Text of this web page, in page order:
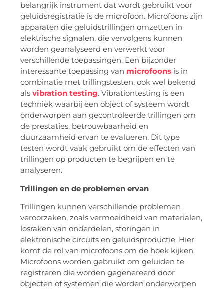
belangrijk instrument dat wordt gebruikt voor
geluidsregistratie is de microfoon. Microfoons zijn
apparaten die geluidstrillingen omzetten in
elektrische signalen, die vervolgens kunnen
worden geanalyseerd en verwerkt voor
verschillende toepassingen. Een bijzonder
interessante toepassing van microfoons is in
combinatie met trillingstesten, ook wel bekend
als vibration testing. Vibrationtesting is een
techniek waarbij een object of systeem wordt
onderworpen aan gecontroleerde trillingen om
de prestaties, betrouwbaarheid en
duurzaamheid ervan te evalueren. Dit type
testen wordt vaak gebruikt om de effecten van
trillingen op producten te begrijpen en te
analyseren.
Trillingen en de problemen ervan
Trillingen kunnen verschillende problemen
veroorzaken, zoals vermoeidheid van materialen,
losraken van onderdelen, storingen in
elektronische circuits en geluidsproductie. Hier
komt de rol van microfoons om de hoek kijken.
Microfoons worden gebruikt om geluiden te
registreren die worden gegenereerd door
objecten of systemen die worden onderworpen